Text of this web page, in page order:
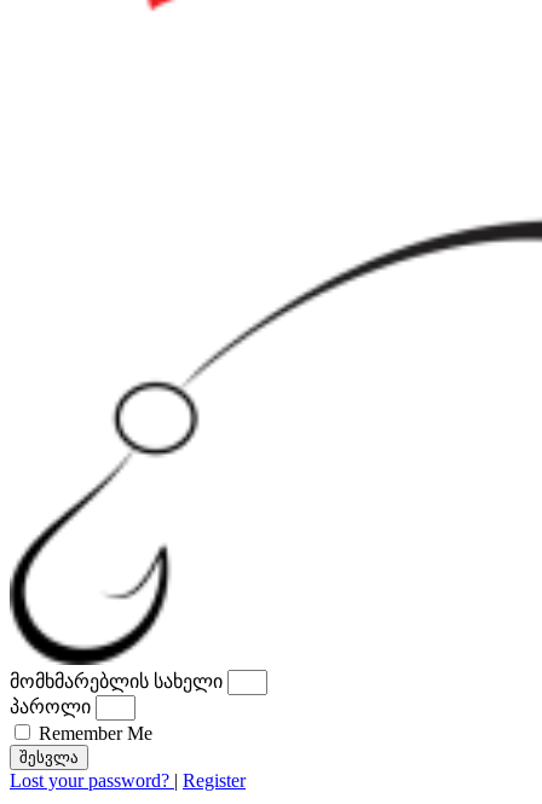
მომხმარებლის სახელი
პაროლი
Remember Me
შესვლა
Lost your password? | Register